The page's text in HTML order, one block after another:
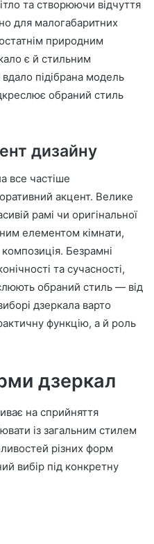
та створюючи відчуття
для малогабаритних
природним
є й стильним
підібрана модель
обраний стиль
дизайну
все частіше
акцент. Велике
рамі чи оригінальної
елементом кімнати,
Безрамні
та сучасності,
обраний стиль — від
дзеркала варто
функцію, а й роль
дзеркал
на сприйняття
із загальним стилем
різних форм
вибір під конкретну